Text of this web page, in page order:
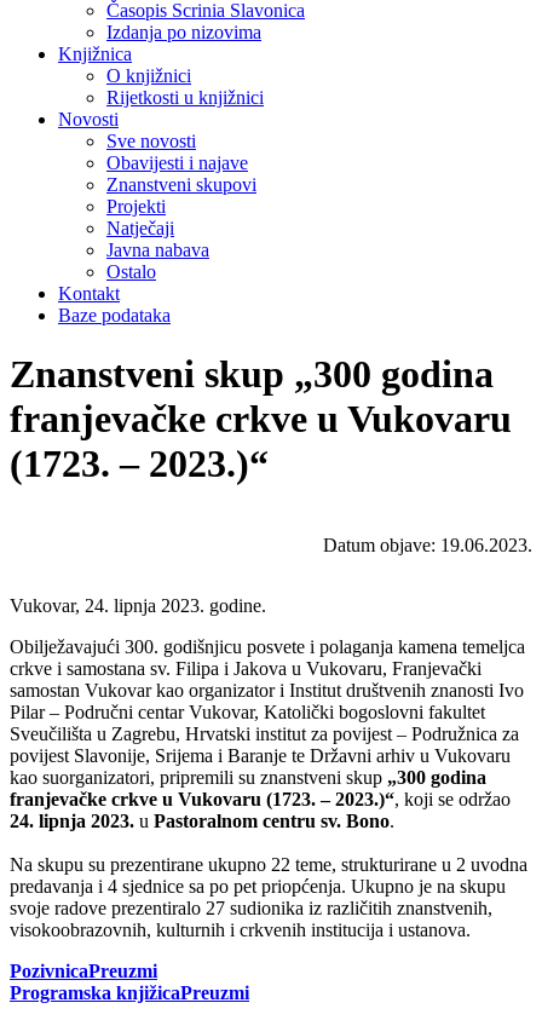
Časopis Scrinia Slavonica
Izdanja po nizovima
Knjižnica
O knjižnici
Rijetkosti u knjižnici
Novosti
Sve novosti
Obavijesti i najave
Znanstveni skupovi
Projekti
Natječaji
Javna nabava
Ostalo
Kontakt
Baze podataka
Znanstveni skup „300 godina
franjevačke crkve u Vukovaru
(1723. – 2023.)“
Datum objave: 19.06.2023.
Vukovar, 24. lipnja 2023. godine.
Obilježavajući 300. godišnjicu posvete i polaganja kamena temeljca
crkve i samostana sv. Filipa i Jakova u Vukovaru, Franjevački
samostan Vukovar kao organizator i Institut društvenih znanosti Ivo
Pilar – Područni centar Vukovar, Katolički bogoslovni fakultet
Sveučilišta u Zagrebu, Hrvatski institut za povijest – Podružnica za
povijest Slavonije, Srijema i Baranje te Državni arhiv u Vukovaru
kao suorganizatori, pripremili su znanstveni skup „300 godina
franjevačke crkve u Vukovaru (1723. – 2023.)“, koji se održao
24. lipnja 2023. u Pastoralnom centru sv. Bono.
Na skupu su prezentirane ukupno 22 teme, strukturirane u 2 uvodna
predavanja i 4 sjednice sa po pet priopćenja. Ukupno je na skupu
svoje radove prezentiralo 27 sudionika iz različitih znanstvenih,
visokoobrazovnih, kulturnih i crkvenih institucija i ustanova.
PozivnicaPreuzmi
Programska knjižicaPreuzmi